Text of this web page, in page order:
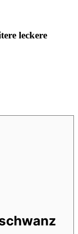
leckere